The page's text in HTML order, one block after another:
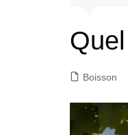
Boisson